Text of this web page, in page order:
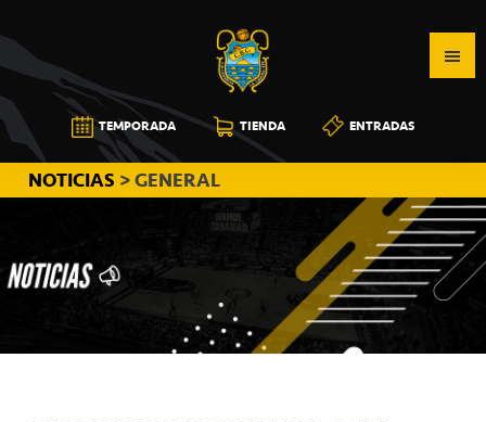
a
la
navegación
principal
al
contenido
principal
a
la
barra
lateral
principal
CB
CANARIAS
TEMPORADA TIENDA ENTRADAS
NOTICIAS > GENERAL